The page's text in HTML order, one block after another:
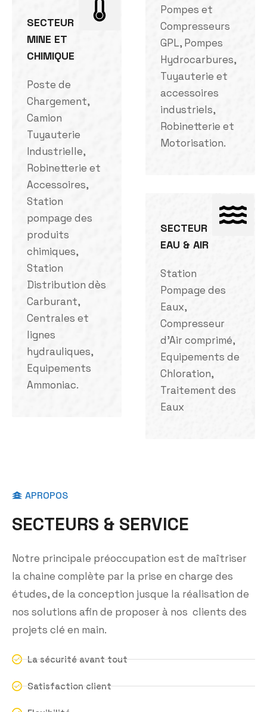
SECTEUR
MINE ET
CHIMIQUE
Poste de
Chargement,
Camion
Tuyauterie
Industrielle,
Robinetterie et
Accessoires,
Station
pompage des
produits
chimiques,
Station
Distribution dès
Carburant,
Centrales et
lignes
hydrauliques,
Equipements
Ammoniac.
Pompes et
Compresseurs
GPL, Pompes
Hydrocarbures,
Tuyauterie et
accessoires
industriels,
Robinetterie et
Motorisation.
SECTEUR
EAU & AIR
Station
Pompage des
Eaux,
Compresseur
d'Air comprimé,
Equipements de
Chloration,
Traitement des
Eaux
APROPOS
SECTEURS & SERVICE
Notre principale préoccupation est de maîtriser
la chaine complète par la prise en charge des
études, de la conception jusque la réalisation de
nos solutions afin de proposer à nos clients des
projets clé en main.
La sécurité avant tout
Satisfaction client